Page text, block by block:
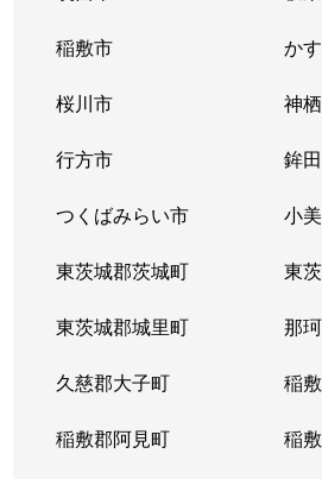
稲敷市 か
桜川市 神
行方市 鉾
つくばみらい市 小
東茨城郡茨城町 東
東茨城郡城里町 那
久慈郡大子町 稲
稲敷郡阿見町 稲